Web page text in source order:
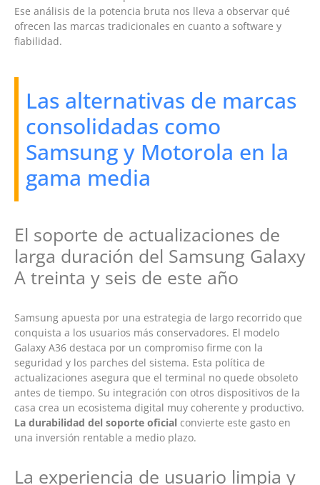
Ese análisis de la potencia bruta nos lleva a observar qué
ofrecen las marcas tradicionales en cuanto a software y
fiabilidad.
Las alternativas de marcas
consolidadas como
Samsung y Motorola en la
gama media
El soporte de actualizaciones de
larga duración del Samsung Galaxy
A treinta y seis de este año
Samsung apuesta por una estrategia de largo recorrido que
conquista a los usuarios más conservadores. El modelo
Galaxy A36 destaca por un compromiso firme con la
seguridad y los parches del sistema. Esta política de
actualizaciones asegura que el terminal no quede obsoleto
antes de tiempo. Su integración con otros dispositivos de la
casa crea un ecosistema digital muy coherente y productivo.
La durabilidad del soporte oficial convierte este gasto en
una inversión rentable a medio plazo.
La experiencia de usuario limpia y